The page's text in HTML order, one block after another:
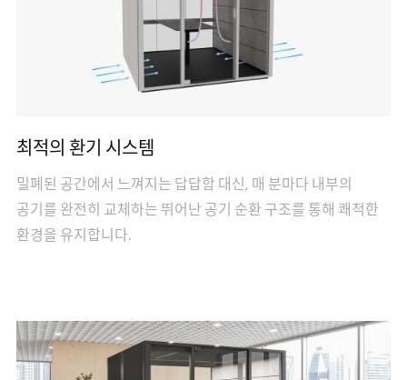
최적의 환기 시스템
밀폐된 공간에서 느껴지는 답답함 대신, 매 분마다 내부의
공기를 완전히 교체하는 뛰어난 공기 순환 구조를 통해 쾌적한
환경을 유지합니다.